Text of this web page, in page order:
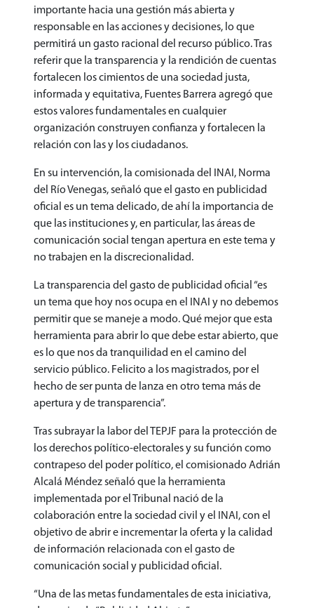
importante hacia una gestión más abierta y
responsable en las acciones y decisiones, lo que
permitirá un gasto racional del recurso público. Tras
referir que la transparencia y la rendición de cuentas
fortalecen los cimientos de una sociedad justa,
informada y equitativa, Fuentes Barrera agregó que
estos valores fundamentales en cualquier
organización construyen confianza y fortalecen la
relación con las y los ciudadanos.
En su intervención, la comisionada del INAI, Norma
del Río Venegas, señaló que el gasto en publicidad
oficial es un tema delicado, de ahí la importancia de
que las instituciones y, en particular, las áreas de
comunicación social tengan apertura en este tema y
no trabajen en la discrecionalidad.
La transparencia del gasto de publicidad oficial “es
un tema que hoy nos ocupa en el INAI y no debemos
permitir que se maneje a modo. Qué mejor que esta
herramienta para abrir lo que debe estar abierto, que
es lo que nos da tranquilidad en el camino del
servicio público. Felicito a los magistrados, por el
hecho de ser punta de lanza en otro tema más de
apertura y de transparencia”.
Tras subrayar la labor del TEPJF para la protección de
los derechos político-electorales y su función como
contrapeso del poder político, el comisionado Adrián
Alcalá Méndez señaló que la herramienta
implementada por el Tribunal nació de la
colaboración entre la sociedad civil y el INAI, con el
objetivo de abrir e incrementar la oferta y la calidad
de información relacionada con el gasto de
comunicación social y publicidad oficial.
“Una de las metas fundamentales de esta iniciativa,